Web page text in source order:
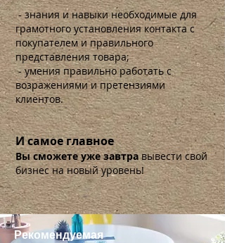
- знания и навыки необходимые для
грамотного установления контакта с
покупателем и правильного
представления товара;
- умения правильно работать с
возражениями и претензиями
клиентов.
И самое главное
Вы сможете уже завтравывести свой
бизнес на новый уровень!
Рекомендуемая